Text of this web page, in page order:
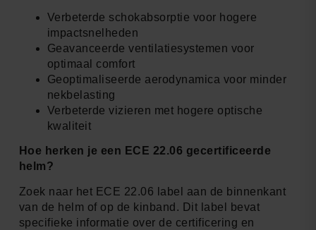
Verbeterde schokabsorptie voor hogere
impactsnelheden
Geavanceerde ventilatiesystemen voor
optimaal comfort
Geoptimaliseerde aerodynamica voor minder
nekbelasting
Verbeterde vizieren met hogere optische
kwaliteit
Hoe herken je een ECE 22.06 gecertificeerde
helm?
Zoek naar het ECE 22.06 label aan de binnenkant
van de helm of op de kinband. Dit label bevat
specifieke informatie over de certificering en